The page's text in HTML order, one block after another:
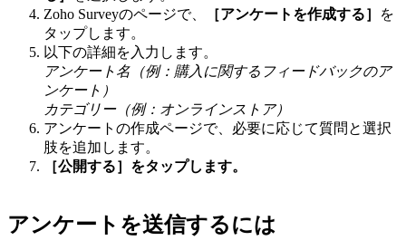
Zoho Surveyのページで、
［アンケートを作成する］
を
タップします。
以下の詳細を入力します。
アンケート名（例：購入に関するフィードバックのア
ンケート）
カテゴリー（例：オンラインストア）
アンケートの作成ページで、必要に応じて質問と選択
肢を追加します。
［公開する］をタップします。
アンケートを送信するには